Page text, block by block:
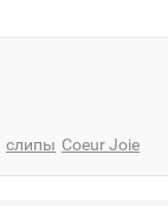
слипы Coeur Joie